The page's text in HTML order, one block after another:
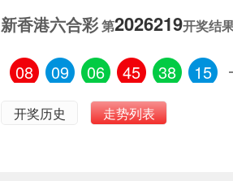
新香港六合彩第2026219开奖结
08 09 06 45 38 15
开奖历史 走势列表